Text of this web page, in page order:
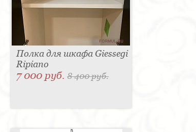
Полка для шкафа Giessegi
Ripiano
7 000 руб.8 400 руб.